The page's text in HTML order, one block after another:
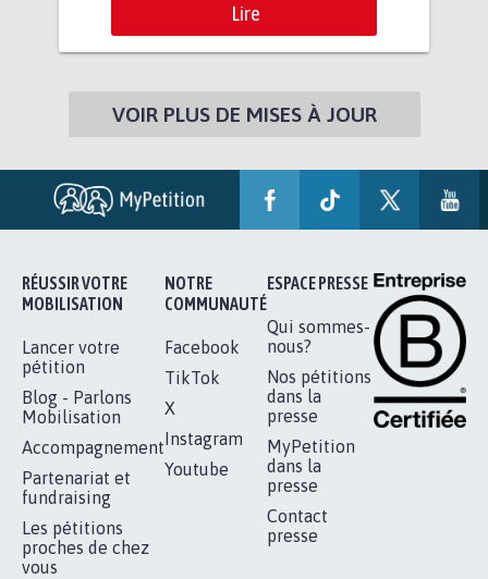
Lire
VOIR PLUS DE MISES À JOUR
RÉUSSIR VOTRE
MOBILISATION
Lancer votre
pétition
Blog - Parlons
Mobilisation
Accompagnement
Partenariat et
fundraising
Les pétitions
proches de chez
vous
NOTRE
COMMUNAUTÉ
Facebook
TikTok
X
Instagram
Youtube
ESPACE PRESSE
Qui sommes-
nous?
Nos pétitions
dans la
presse
MyPetition
dans la
presse
Contact
presse